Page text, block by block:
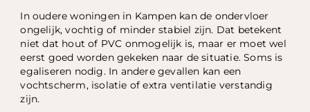
In oudere woningen in Kampen kan de ondervloer
ongelijk, vochtig of minder stabiel zijn. Dat betekent
niet dat hout of PVC onmogelijk is, maar er moet wel
eerst goed worden gekeken naar de situatie. Soms is
egaliseren nodig. In andere gevallen kan een
vochtscherm, isolatie of extra ventilatie verstandig
zijn.